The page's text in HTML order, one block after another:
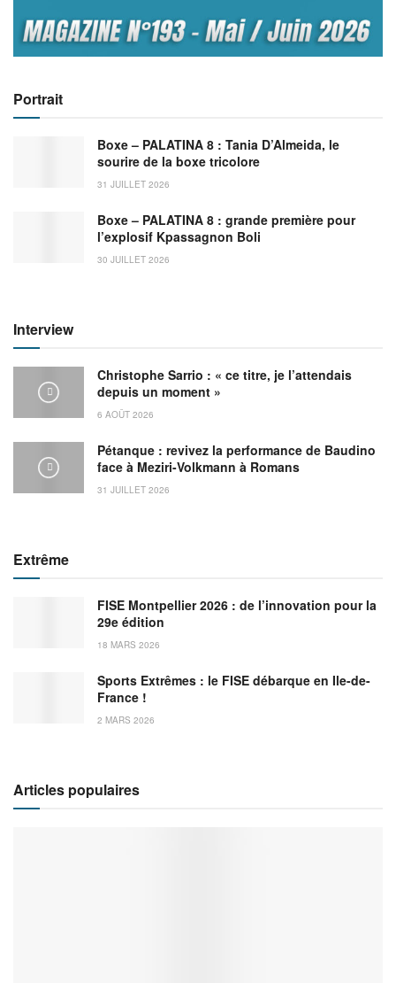
Portrait
Boxe – PALATINA 8 : Tania D’Almeida, le
sourire de la boxe tricolore
31 JUILLET 2026
Boxe – PALATINA 8 : grande première pour
l’explosif Kpassagnon Boli
30 JUILLET 2026
Interview
Christophe Sarrio : « ce titre, je l’attendais
depuis un moment »
6 AOÛT 2026
Pétanque : revivez la performance de Baudino
face à Meziri-Volkmann à Romans
31 JUILLET 2026
Extrême
FISE Montpellier 2026 : de l’innovation pour la
29e édition
18 MARS 2026
Sports Extrêmes : le FISE débarque en Ile-de-
France !
2 MARS 2026
Articles populaires